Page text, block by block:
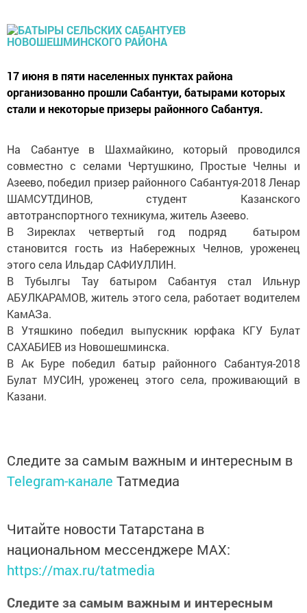
17 июня в пяти населенных пунктах района
организованно прошли Сабантуи, батырами которых
стали и некоторые призеры районного Сабантуя.
На Сабантуе в Шахмайкино, который проводился
совместно с селами Чертушкино, Простые Челны и
Азеево, победил призер районного Сабантуя-2018 Ленар
ШАМСУТДИНОВ, студент Казанского
автотранспортного техникума, житель Азеево.
В Зиреклах четвертый год подряд батыром
становится гость из Набережных Челнов, уроженец
этого села Ильдар САФИУЛЛИН.
В Тубылгы Тау батыром Сабантуя стал Ильнур
АБУЛКАРАМОВ, житель этого села, работает водителем
КамАЗа.
В Утяшкино победил выпускник юрфака КГУ Булат
САХАБИЕВ из Новошешминска.
В Ак Буре победил батыр районного Сабантуя-2018
Булат МУСИН, уроженец этого села, проживающий в
Казани.
Следите за самым важным и интересным в
Telegram-канале Татмедиа
Читайте новости Татарстана в
национальном мессенджере MАХ:
https://max.ru/tatmedia
Следите за самым важным и интересным